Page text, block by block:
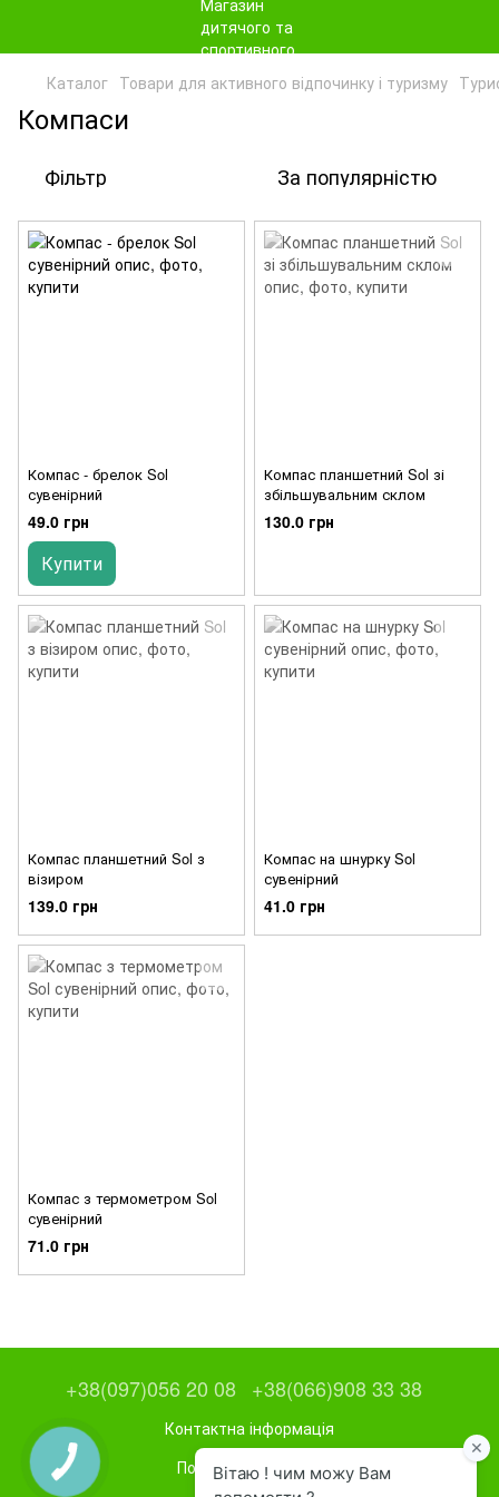
Каталог Товари для активного відпочинку і туризму
Компаси
Фільтр За популярністю
Компас - брелок Sol
сувенірний
49.0 грн
Купити
Компас планшетний Sol зі
збільшувальним склом
130.0 грн
Компас планшетний Sol з
візиром
139.0 грн
Компас на шнурку Sol
сувенірний
41.0 грн
Компас з термометром Sol
сувенірний
71.0 грн
+38(097)056 20 08 +38(066)908 33 38
Контактна інформація
Повна версія сайту